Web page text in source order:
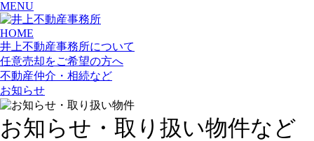
MENU
HOME
井上不動産事務所について
任意売却をご希望の方へ
不動産仲介・相続など
お知らせ
お知らせ・取り扱い物件など